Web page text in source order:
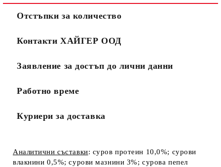
Отстъпки за количество
Контакти ХАЙГЕР ООД
Заявление за достъп до лични данни
Работно време
Куриери за доставка
Аналитични съставки: суров протеин 10,0%; сурови
влакнини 0,5%; сурови мазнини 3%; сурова пепел